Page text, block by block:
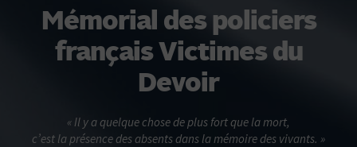
Mémorial des policiers
français Victimes du
Devoir
« Il y a quelque chose de plus fort que la mort,
c’est la présence des absents dans la mémoire des vivants. »